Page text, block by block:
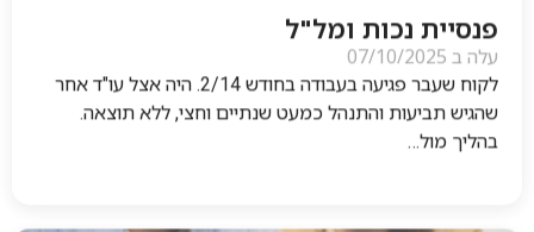
שהגיש תביעות והתנהל כמעט שנתיים וחצי, ללא תוצאה.
בהליך מול…